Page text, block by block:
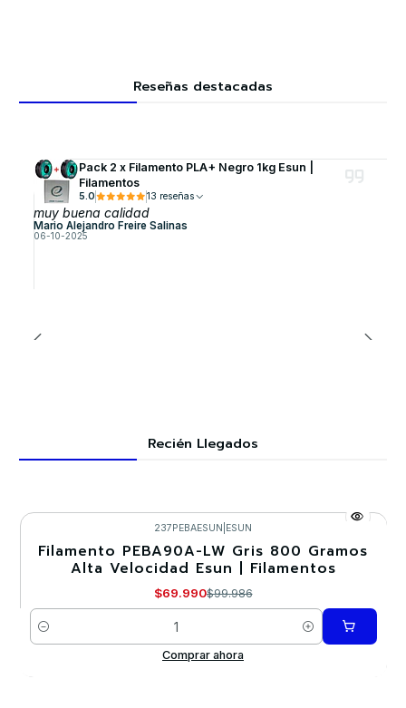
Reseñas destacadas
Pack 2 x Filamento PLA+ Negro 1kg Esun |
Filamentos
5.0 13 reseñas
muy buena calidad
Mario Alejandro Freire Salinas
06-10-2025
Recién Llegados
-30%
237PEBAESUN ESUN
Filamento PEBA90A-LW Gris 800 Gramos
Alta Velocidad Esun | Filamentos
$69.990$99.986
Cantidad
Comprar ahora